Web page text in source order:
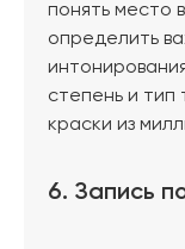
понять место
определить
степень и тип
краски из
6. Запись